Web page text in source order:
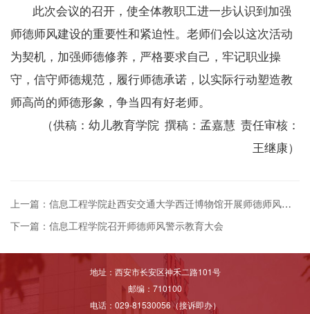
此次会议的召开，使全体教职工进一步认识到加强
师德师风建设的重要性和紧迫性。老师们会以这次活动
为契机，加强师德修养，严格要求自己，牢记职业操
守，信守师德规范，履行师德承诺，以实际行动塑造教
师高尚的师德形象，争当四有好老师。
（供稿：幼儿教育学院 撰稿：孟嘉慧 责任审核：
王继康）
上一篇：信息工程学院赴西安交通大学西迁博物馆开展师德师风实践研学活动
下一篇：信息工程学院召开师德师风警示教育大会
地址：西安市长安区神禾二路101号
邮编：710100
电话：029-81530056（接诉即办）